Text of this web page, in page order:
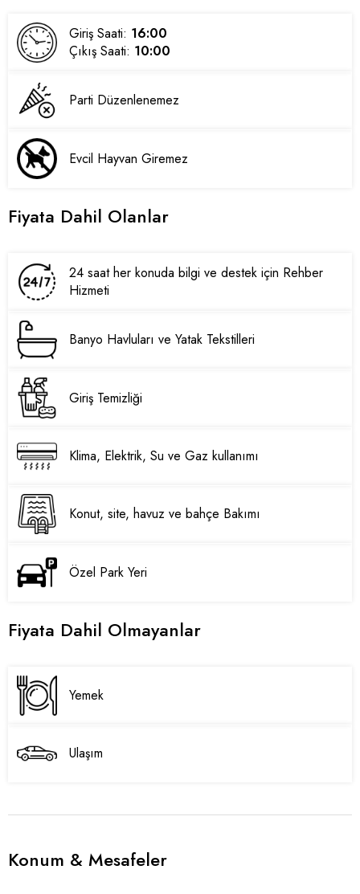
Giriş Saati: 16:00
Çıkış Saati: 10:00
Parti Düzenlenemez
Evcil Hayvan Giremez
Fiyata Dahil Olanlar
24 saat her konuda bilgi ve destek için Rehber
Hizmeti
Banyo Havluları ve Yatak Tekstilleri
Giriş Temizliği
Klima, Elektrik, Su ve Gaz kullanımı
Konut, site, havuz ve bahçe Bakımı
Özel Park Yeri
Fiyata Dahil Olmayanlar
Yemek
Ulaşım
Konum & Mesafeler